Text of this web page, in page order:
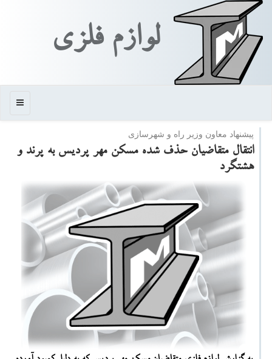
لوازم فلزی
منو
پیشنهاد معاون وزیر راه و شهرسازی
انتقال متقاضیان حذف شده مسكن مهر پردیس به پرند و
هشتگرد